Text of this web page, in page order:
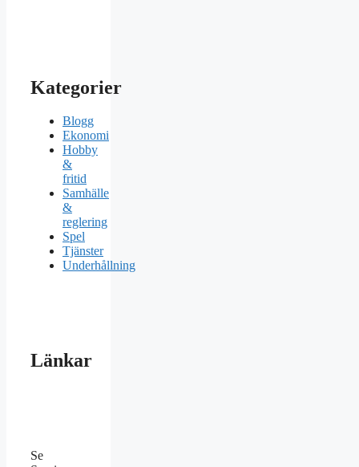
Kategorier
Blogg
Ekonomi
Hobby
&
fritid
Samhälle
&
reglering
Spel
Tjänster
Underhållning
Länkar
Se